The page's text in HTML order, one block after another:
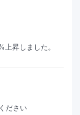
昇しました。
ださい